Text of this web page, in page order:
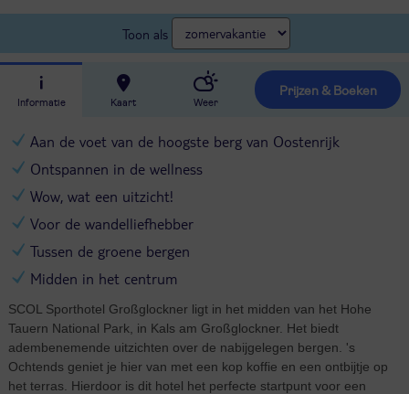
Toon als
Informatie Kaart Weer
Prijzen & Boeken
Aan de voet van de hoogste berg van Oostenrijk
Ontspannen in de wellness
Wow, wat een uitzicht!
Voor de wandelliefhebber
Tussen de groene bergen
Midden in het centrum
SCOL Sporthotel Großglockner ligt in het midden van het Hohe
Tauern National Park, in Kals am Großglockner. Het biedt
adembenemende uitzichten over de nabijgelegen bergen. 's
Ochtends geniet je hier van met een kop koffie en een ontbijtje op
het terras. Hierdoor is dit hotel het perfecte startpunt voor een